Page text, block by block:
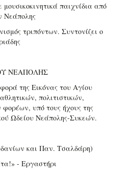
παιχνίδια από
Νεάπολης
τριπόντων. Συντονίζει ο
ΝΕΑΠΟΛΗΣ
της Εικόνας του Αγίου
πολιτιστικών,
υπό τους ήχους της
Ωδείου Νεάπολης-Συκεών.
και Παν. Τσαλδάρη)
- Εργαστήρι